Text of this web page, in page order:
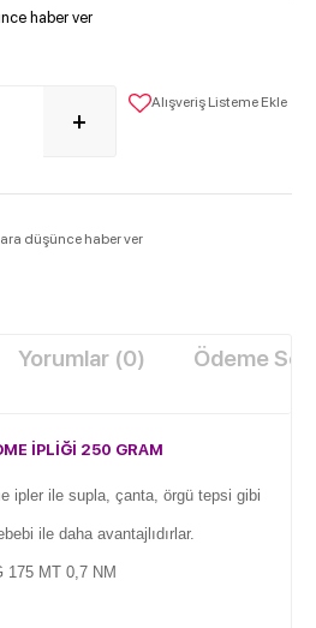
haber ver
Alışveriş Listeme Ekle
düşünce haber ver
Yorumlar (0) Ödeme
İPLİĞİ 250 GRAM
ipler ile supla, çanta, örgü tepsi gibi
ile daha avantajlıdırlar.
175 MT 0,7 NM